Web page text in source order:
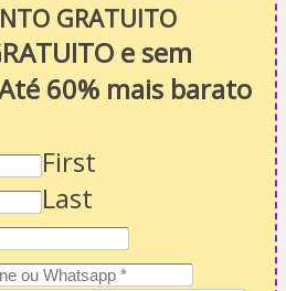
GRATUITO
e sem
60% mais barato
First
Last